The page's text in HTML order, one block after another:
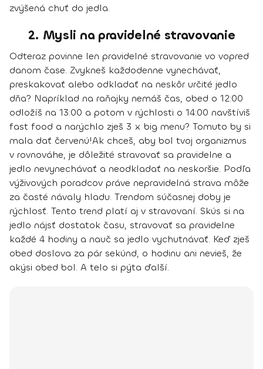
zvýšená chuť do jedla.
2. Mysli na pravidelné stravovanie
Odteraz povinne len pravidelné stravovanie vo vopred
danom čase. Zvykneš každodenne vynechávať,
preskakovať alebo odkladať na neskôr určité jedlo
dňa? Napríklad na raňajky nemáš čas, obed o 12:00
odložíš na 13:00 a potom v rýchlosti o 14:00 navštíviš
fast food a narýchlo zješ 3 x big menu? Tomuto by si
mala dať červenú!Ak chceš, aby bol tvoj organizmus
v rovnováhe, je dôležité stravovať sa pravidelne a
jedlo nevynechávať a neodkladať na neskoršie. Podľa
výživových poradcov práve nepravidelná strava môže
za časté návaly hladu. Trendom súčasnej doby je
rýchlosť. Tento trend platí aj v stravovaní. Skús si na
jedlo nájsť dostatok času, stravovať sa pravidelne
každé 4 hodiny a nauč sa jedlo vychutnávať. Keď zješ
obed doslova za pár sekúnd, o hodinu ani nevieš, že
akýsi obed bol. A telo si pýta ďalší.